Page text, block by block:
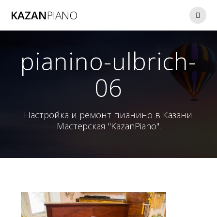
KAZANPIANO
pianino-ulbrich-
06
Настройка и ремонт пианино в Казани.
Мастерская "KazanPiano".